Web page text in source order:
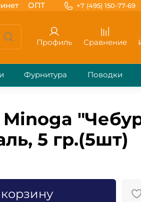
ОПТ +7 (495) 150-77-69
Профиль Сравнение
Фурнитура Поводки
5 гр.(5шт)